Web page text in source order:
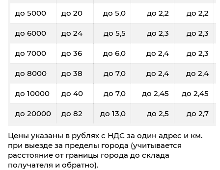
до 5000 до 20 до 5,0 до 2,2 до 2,2
до 6000 до 24 до 5,5 до 2,3 до 2,3
до 7000 до 36 до 6,0 до 2,4 до 2,3
до 8000 до 38 до 7,0 до 2,4 до 2,4
до 10000 до 40 до 7,0 до 2,45 до 2,45
до 20000 до 82 до 13,0 до 2,5 до 2,7
Цены указаны в рублях с НДС за один адрес и км.
при выезде за пределы города (учитывается
расстояние от границы города до склада
получателя и обратно).